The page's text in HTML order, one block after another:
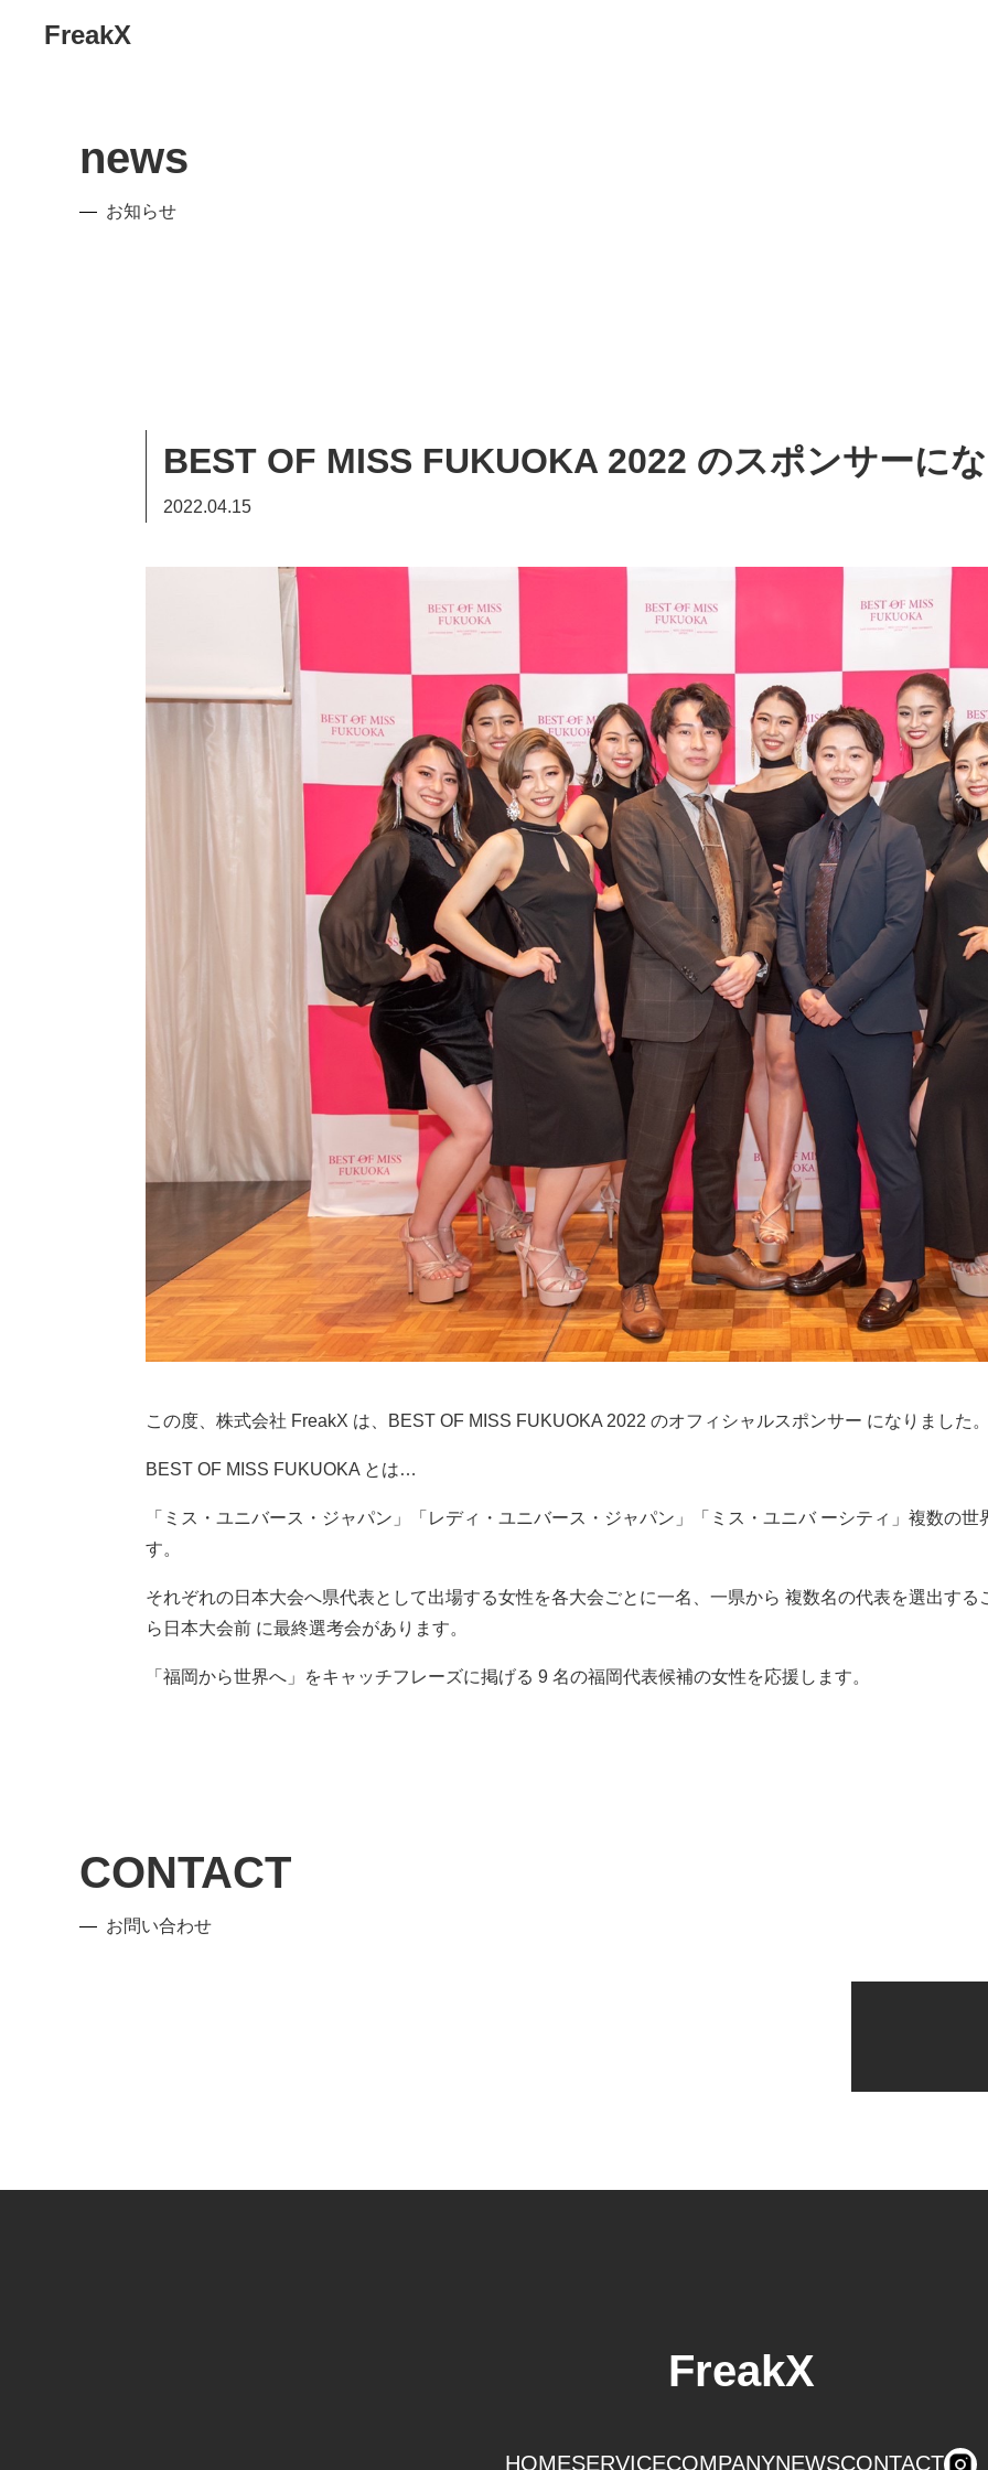
FreakX
news
お知らせ
BEST OF MISS FUKUOKA 2022 のスポンサーに
2022.04.15
この度、株式会社 FreakX は、BEST OF MISS FUKUOKA 2022 のオフィシャルスポンサー になりました
BEST OF MISS FUKUOKA とは…
「ミス・ユニバース・ジャパン」「レディ・ユニバース・ジャパン」「ミス・ユニバ ーシティ」複数の
す。
それぞれの⽇本⼤会へ県代表として出場する⼥性を各⼤会ごとに⼀名、⼀県から 複数名の代表を選出す
ら⽇本⼤会前 に最終選考会があります。
「福岡から世界へ」をキャッチフレーズに掲げる 9 名の福岡代表候補の⼥性を応援します。
CONTACT
お問い合わせ
FreakX
HOMESERVICECOMPANYNEWSCONTACT